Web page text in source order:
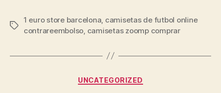
Etiquetas
1 euro store barcelona camisetas de futbol online
contrareembolso camisetas zoomp comprar
Categorías
UNCATEGORIZED